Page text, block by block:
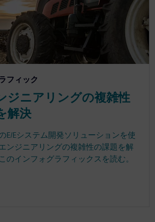
フィック
ジニアリングの複雑性
解決
E/Eシステム開発ソリューションを使
ンジニアリングの複雑性の課題を解
のインフォグラフィックスを読む。